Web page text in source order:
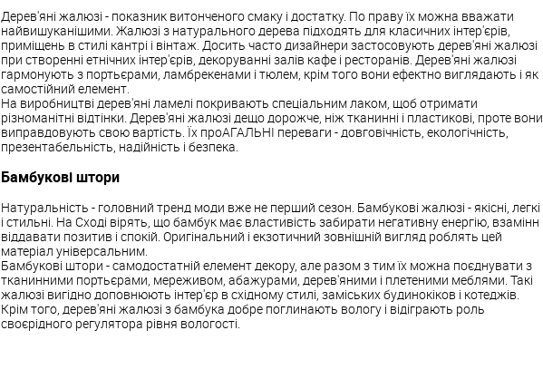
Дерев'яні жалюзі - показник витонченого смаку і достатку. По праву їх можна вважати
найвишуканішими. Жалюзі з натурального дерева підходять для класичних інтер'єрів,
приміщень в стилі кантрі і вінтаж. Досить часто дизайнери застосовують дерев'яні жалюзі
при створенні етнічних інтер'єрів, декоруванні залів кафе і ресторанів. Дерев'яні жалюзі
гармонують з портьєрами, ламбрекенами і тюлем, крім того вони ефектно виглядають і як
самостійний елемент.
На виробництві дерев'яні ламелі покривають спеціальним лаком, щоб отримати
різноманітні відтінки. Дерев'яні жалюзі дещо дорожче, ніж тканинні і пластикові, проте вони
виправдовують свою вартість. Їх проАГАЛЬНІ переваги - довговічність, екологічність,
презентабельність, надійність і безпека.
Бамбукові штори
Натуральність - головний тренд моди вже не перший сезон. Бамбукові жалюзі - якісні, легкі
і стильні. На Сході вірять, що бамбук має властивість забирати негативну енергію, взамінн
віддавати позитив і спокій. Оригінальний і екзотичний зовнішній вигляд роблять цей
матеріал універсальним.
Бамбукові штори - самодостатній елемент декору, але разом з тим їх можна поєднувати з
тканинними портьєрами, мереживом, абажурами, дерев'яними і плетеними меблями. Такі
жалюзі вигідно доповнюють інтер'єр в східному стилі, заміських будинокіков і котеджів.
Крім того, дерев'яні жалюзі з бамбука добре поглинають вологу і відіграють роль
своєрідного регулятора рівня вологості.